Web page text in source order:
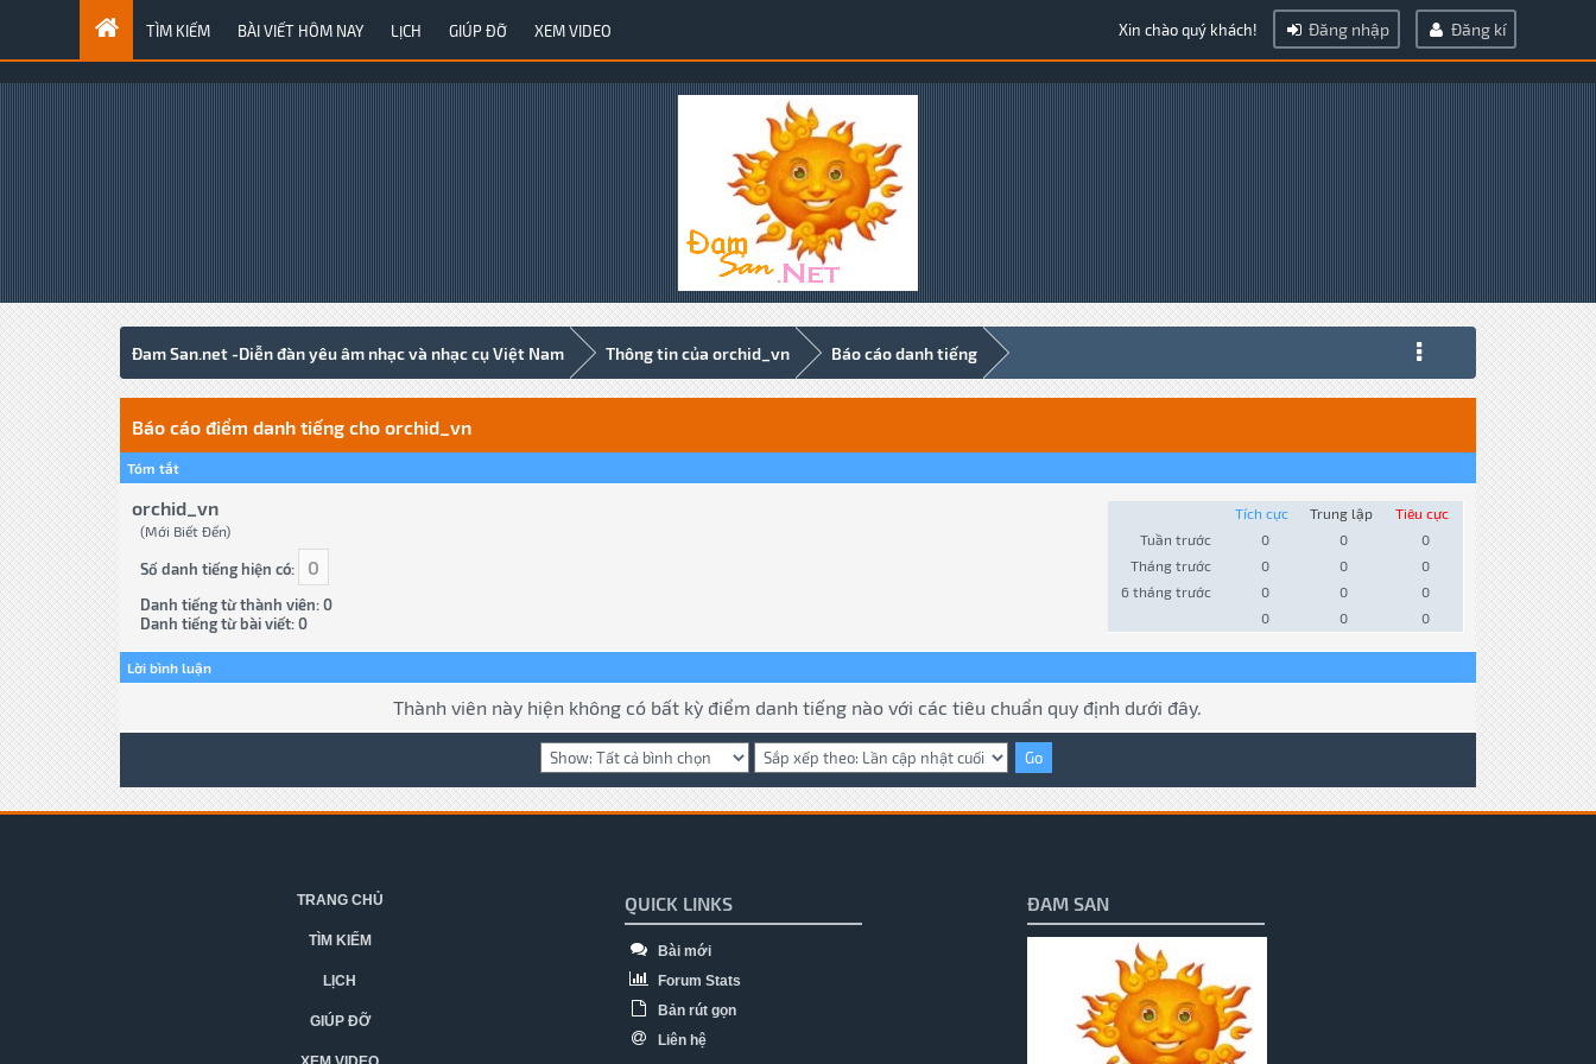
TÌM KIẾM BÀI VIẾT HÔM NAY LỊCH GIÚP ĐỠ XEM VIDEO Xin chào quý khách! Đăng nhập Đăng kí
Đam San.net -Diễn đàn yêu âm nhạc và nhạc cụ Việt Nam Thông tin của orchid_vn Báo cáo danh tiếng
Báo cáo điểm danh tiếng cho orchid_vn
Tóm tắt
orchid_vn
(Mới Biết Đến)
Số danh tiếng hiện có: 0
Danh tiếng từ thành viên: 0
Danh tiếng từ bài viết: 0
Tích cực Trung lập
Tiêu cực
Tuần trước
0 0
0
Tháng trước
0 0
0
6 tháng trước
0 0
0
0
0 0
Lời bình luận
Thành viên này hiện không có bất kỳ điểm danh tiếng nào với các tiêu chuẩn quy định dưới đây.
TRANG CHỦ
TÌM KIẾM
LỊCH
GIÚP ĐỠ
QUICK LINKS
Bài mới
Forum Stats
Bản rút gọn
Liên hệ
ĐAM SAN